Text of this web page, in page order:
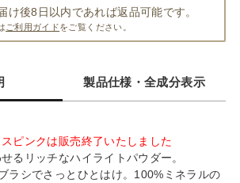
け後8日以内であれば返品可能です。
ご利用ガイドをご覧ください。
製品仕様・全成分表示
ピンクは販売終了いたしました
るリッチなハイライトパウダー。
ラシでさっとひとはけ。100%ミネラルの